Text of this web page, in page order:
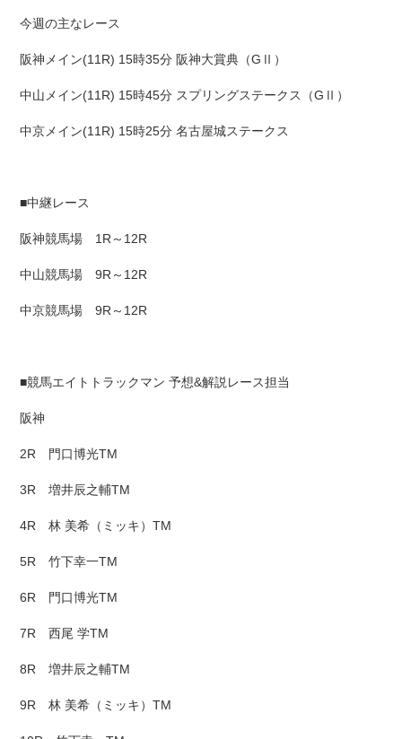
今週の主なレース
阪神メイン(11R) 15時35分 阪神大賞典（GⅡ）
中山メイン(11R) 15時45分 スプリングステークス（GⅡ）
中京メイン(11R) 15時25分 名古屋城ステークス
■中継レース
阪神競馬場 1R～12R
中山競馬場 9R～12R
中京競馬場 9R～12R
■競馬エイトトラックマン 予想&解説レース担当
阪神
2R 門口博光TM
3R 増井辰之輔TM
4R 林 美希（ミッキ）TM
5R 竹下幸一TM
6R 門口博光TM
7R 西尾 学TM
8R 増井辰之輔TM
9R 林 美希（ミッキ）TM